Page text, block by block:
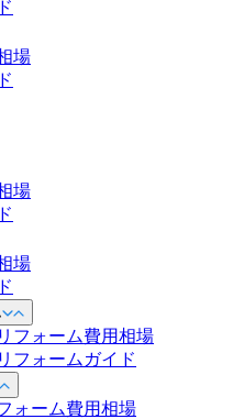
場
場
場
フォーム費用相場
フォームガイド
ォーム費用相場